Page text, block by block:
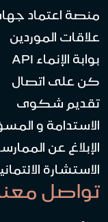
منصة اعتماد
علاقات الموردين
بوابة الإنماء API
كن على اتصال
تقديم شكوى
الاستدامة و
الإبلاغ عن
الاستشارة
تواصل